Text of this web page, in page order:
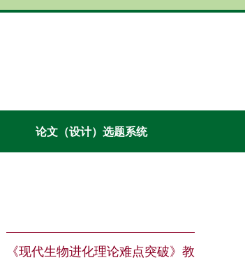
论文（设计）选题系统
《现代生物进化理论难点突破》教